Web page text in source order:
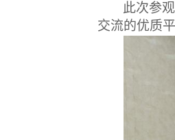
此次参
交流的优质